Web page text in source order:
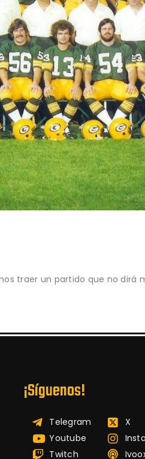
traer un partido que no dirá
¡Síguenos!
Telegram
Youtube
Twitch
X